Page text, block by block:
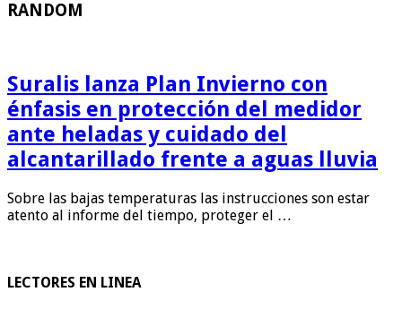
RANDOM
Suralis lanza Plan Invierno con
énfasis en protección del medidor
ante heladas y cuidado del
alcantarillado frente a aguas lluvia
Sobre las bajas temperaturas las instrucciones son estar
atento al informe del tiempo, proteger el …
LECTORES EN LINEA